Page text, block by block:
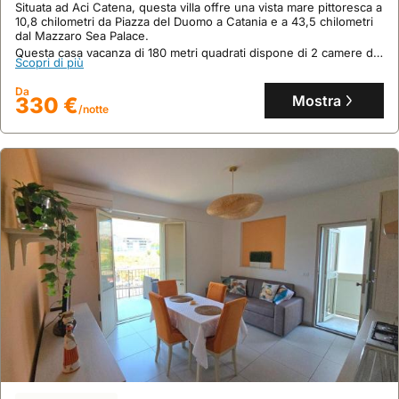
9.2 65 recensioni
Casa Fortuna
casa,Catania
A soli 1,9 km dall'Anfiteatro di Catania e 2,7 km dallo Stadio Angelo
Massimino, questa casa vacanze offre un accesso diretto a un
Situata ad Aci Catena, questa villa offre una vista mare pittoresca a
10,8 chilometri da Piazza del Duomo a Catania e a 43,5 chilometri
dal Mazzaro Sea Palace.
Questa casa vacanza di 180 metri quadrati dispone di 2 camere da
letto, 2 bagni, aria condizionata, una piscina privata e una cucina
completamente attrezzata con lavastoviglie e microonde.
Scopri di più
Da
330 €/notte Mostra